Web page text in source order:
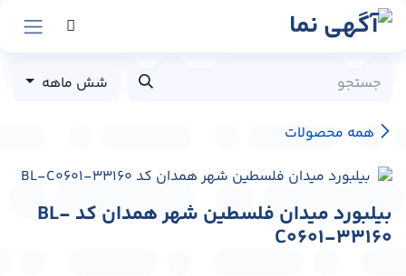
پرش به محتوا
همه محصولات
شش ماهه
بیلبورد میدان فلسطین شهر همدان کد BL-
C0601-33160